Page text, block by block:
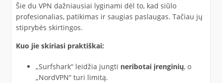
Šie du VPN dažniausiai lyginami dėl to, kad siūlo
profesionalias, patikimas ir saugias paslaugas. Tačiau jų
stiprybės skirtingos.
Kuo jie skiriasi praktiškai:
„Surfshark“ leidžia jungti neribotai įrenginių, o
„NordVPN“ turi limitą.